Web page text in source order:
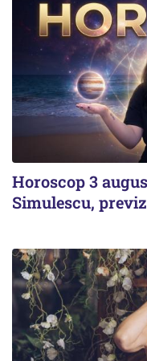
Horoscop 3
Simulescu,